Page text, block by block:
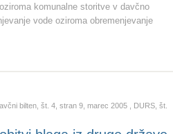
komunalne storitve v davčno
vode oziroma obremenjevanje
bilten, št. 4, stran 9, marec 2005 , DURS, št.